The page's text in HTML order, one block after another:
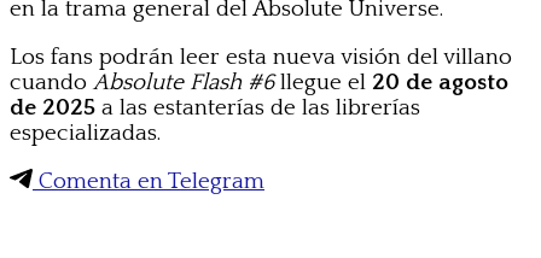
en la trama general del Absolute Universe.
Los fans podrán leer esta nueva visión del villano
cuandoAbsolute Flash #6llegue el 20 de agosto
de 2025 a las estanterías de las librerías
especializadas.
Comenta en Telegram